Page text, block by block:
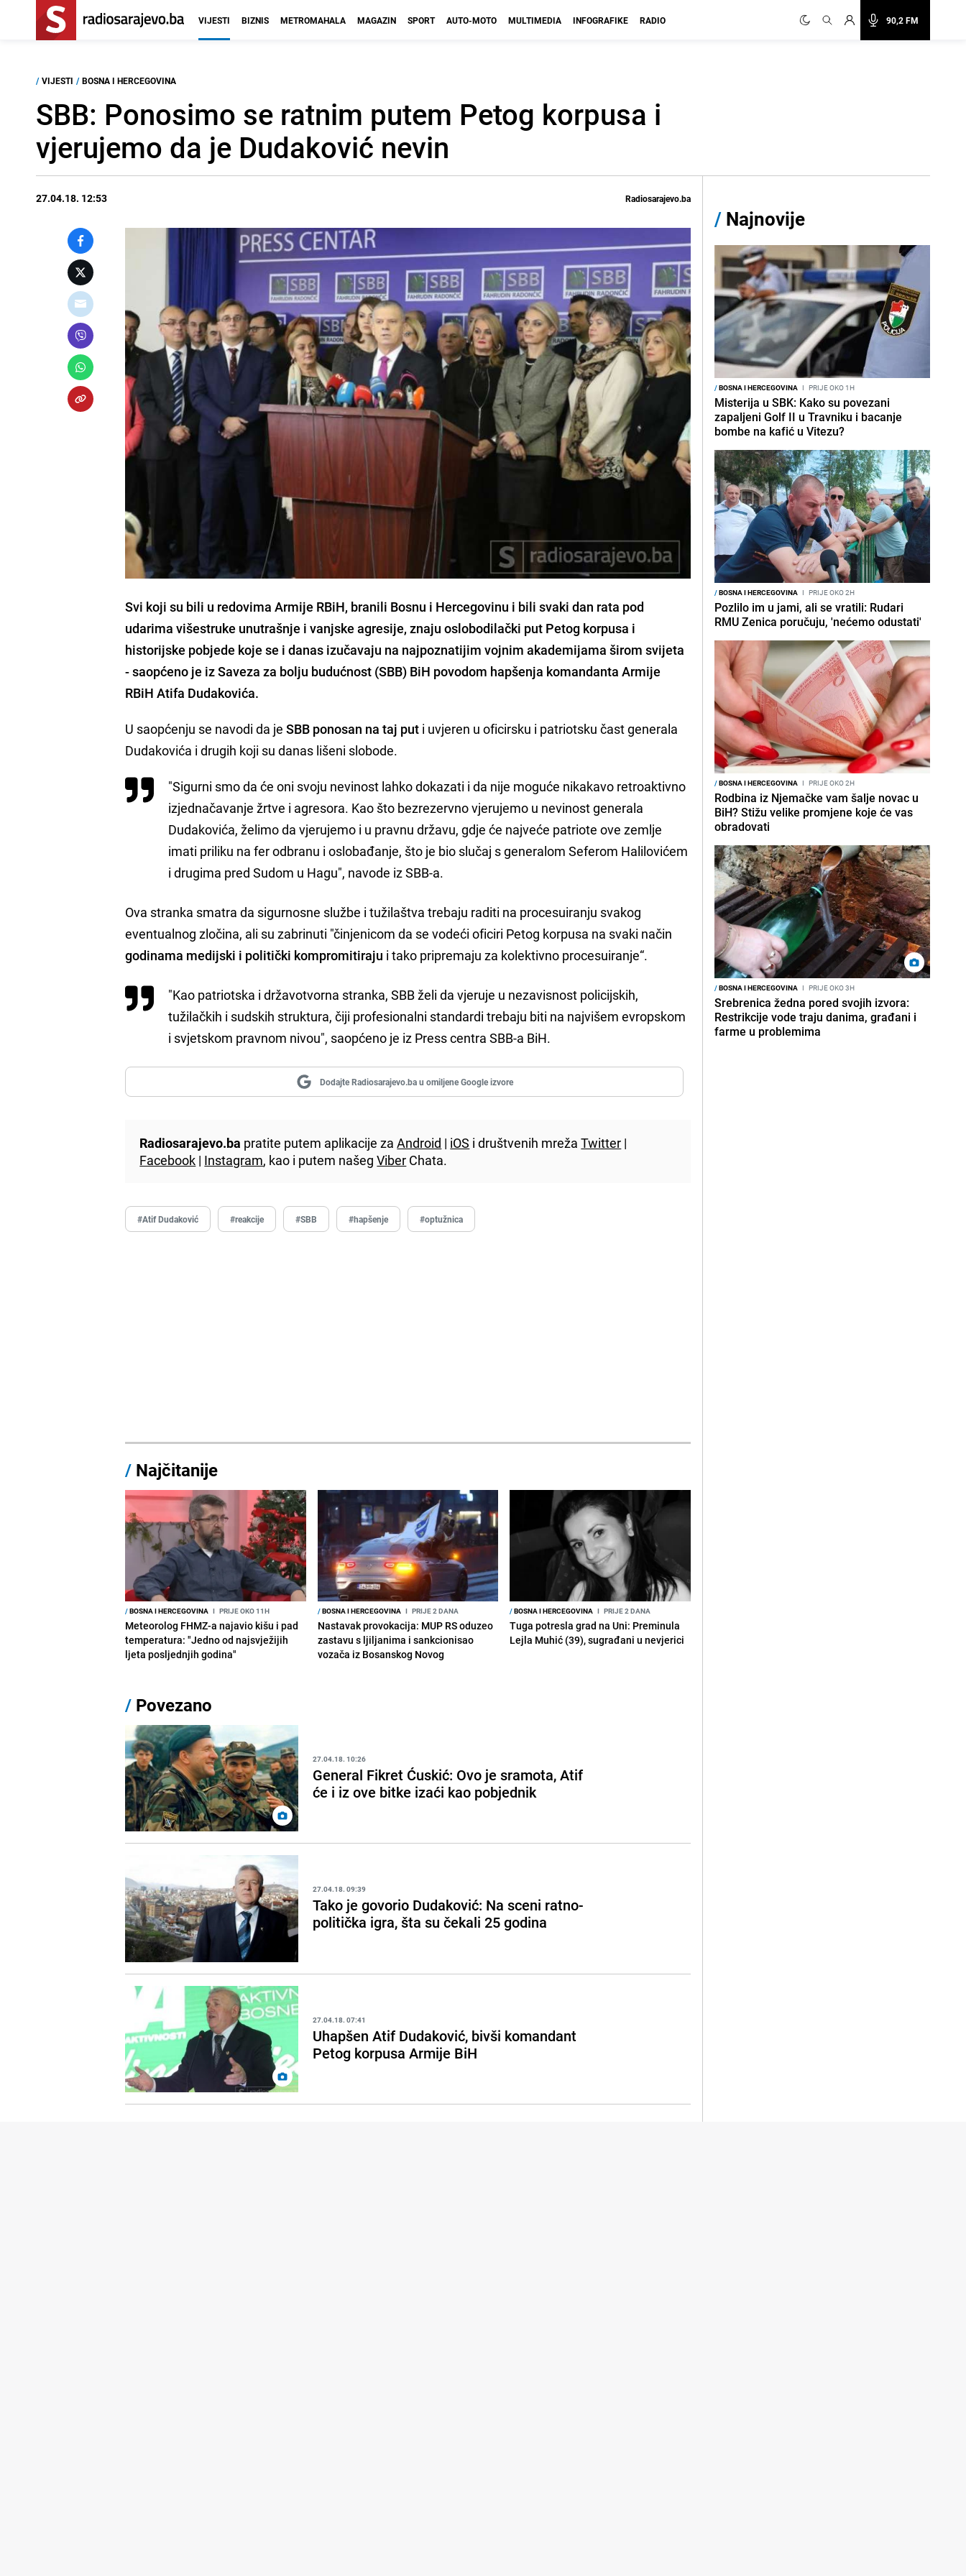
90,2 FM
VIJESTI BIZNIS METROMAHALA MAGAZIN SPORT AUTO-MOTO MULTIMEDIA INFOGRAFIKE RADIO
/ VIJESTI / BOSNA I HERCEGOVINA
SBB: Ponosimo se ratnim putem Petog korpusa i
vjerujemo da je Dudaković nevin
27.04.18. 12:53 Radiosarajevo.ba
Svi koji su bili u redovima Armije RBiH, branili Bosnu i Hercegovinu i bili svaki dan rata pod
udarima višestruke unutrašnje i vanjske agresije, znaju oslobodilački put Petog korpusa i
historijske pobjede koje se i danas izučavaju na najpoznatijim vojnim akademijama širom svijeta
- saopćeno je iz Saveza za bolju budućnost (SBB) BiH povodom hapšenja komandanta Armije
RBiHAtifa Dudakovića.
U saopćenju se navodi da jeSBB ponosan na taj put i uvjeren u oficirsku i patriotsku čast generala
Dudakovića i drugih koji su danas lišeni slobode.
"Sigurni smo da će oni svoju nevinost lahko dokazati i da nije moguće nikakavo retroaktivno
izjednačavanje žrtve i agresora. Kao što bezrezervno vjerujemo u nevinost generala
Dudakovića, želimo da vjerujemo i u pravnu državu, gdje će najveće patriote ove zemlje
imati priliku na fer odbranu i oslobađanje, što je bio slučaj s generalom Seferom Halilovićem
i drugima pred Sudom u Hagu", navode iz SBB-a.
Ova stranka smatra da sigurnosne službe i tužilaštva trebaju raditi na procesuiranju svakog
eventualnog zločina, ali su zabrinuti "činjenicom da se vodeći oficiri Petog korpusa na svaki način
godinama medijski i politički kompromitiraju i tako pripremaju za kolektivno procesuiranje“.
"Kao patriotska i državotvorna stranka, SBB želi da vjeruje u nezavisnost policijskih,
tužilačkih i sudskih struktura, čiji profesionalni standardi trebaju biti na najvišem evropskom
i svjetskom pravnom nivou", saopćeno je iz Press centra SBB-a BiH.
Dodajte Radiosarajevo.ba u omiljene Google izvore
Radiosarajevo.ba pratite putem aplikacije zaAndroid | iOS i društvenih mrežaTwitter |
Facebook | Instagram, kao i putem našegViber Chata.
#Atif Dudaković #reakcije #SBB #hapšenje #optužnica
/ Najčitanije
/BOSNA I HERCEGOVINA I PRIJE OKO 11H
Meteorolog FHMZ-a najavio kišu i pad
temperatura: "Jedno od najsvježijih
ljeta posljednjih godina"
/BOSNA I HERCEGOVINA I PRIJE 2 DANA
Nastavak provokacija: MUP RS oduzeo
zastavu s ljiljanima i sankcionisao
vozača iz Bosanskog Novog
/BOSNA I HERCEGOVINA I PRIJE 2 DANA
Tuga potresla grad na Uni: Preminula
Lejla Muhić (39), sugrađani u nevjerici
/ Povezano
27.04.18. 10:26
General Fikret Ćuskić: Ovo je sramota, Atif
će i iz ove bitke izaći kao pobjednik
27.04.18. 09:39
Tako je govorio Dudaković: Na sceni ratno-
politička igra, šta su čekali 25 godina
27.04.18. 07:41
Uhapšen Atif Dudaković, bivši komandant
Petog korpusa Armije BiH
/ Najnovije
/BOSNA I HERCEGOVINA I PRIJE OKO 1H
Misterija u SBK: Kako su povezani
zapaljeni Golf II u Travniku i bacanje
bombe na kafić u Vitezu?
/BOSNA I HERCEGOVINA I PRIJE OKO 2H
Pozlilo im u jami, ali se vratili: Rudari
RMU Zenica poručuju, 'nećemo odustati'
/BOSNA I HERCEGOVINA I PRIJE OKO 2H
Rodbina iz Njemačke vam šalje novac u
BiH? Stižu velike promjene koje će vas
obradovati
/BOSNA I HERCEGOVINA I PRIJE OKO 3H
Srebrenica žedna pored svojih izvora:
Restrikcije vode traju danima, građani i
farme u problemima